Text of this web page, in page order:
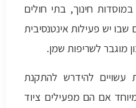
חינוך, בתי חולים
יש פעילות אינטנסיבית
מוגבר לשריפות שמן.
עשויים להידרש להתקנת
אם הם מפעילים ציוד